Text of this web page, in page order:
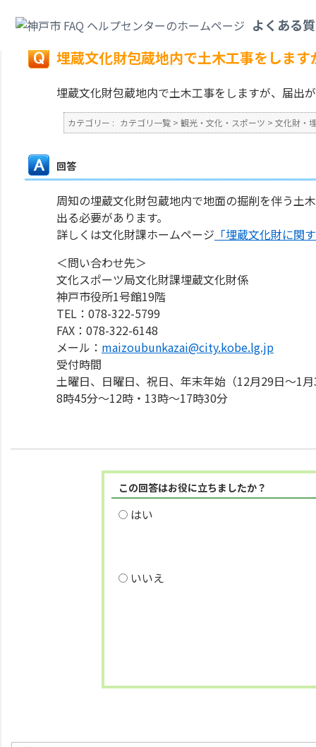
よくある
戻る
埋蔵文化財包蔵地内で土木工事をしま
埋蔵文化財包蔵地内で土木工事をしますが、届出
カテゴリー : カテゴリ一覧 > 観光・文化・スポーツ > 文化財・
回答
周知の埋蔵文化財包蔵地内で地面の掘削を伴う土
出る必要があります。
詳しくは文化財課ホームページ 「埋蔵文化財に関
＜問い合わせ先＞
文化スポーツ局文化財課埋蔵文化財係
神戸市役所1号館19階
TEL：078-322-5799
FAX：078-322-6148
メール： maizoubunkazai@city.kobe.lg.jp
受付時間
土曜日、日曜日、祝日、年末年始（12月29日～1
8時45分～12時・13時～17時30分
この回答はお役に立ちましたか？
はい
いいえ